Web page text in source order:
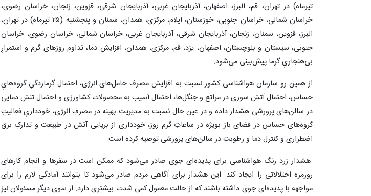
تیرماه) در تهران، قم، البرز، اصفهان، آذربایجان غربی، آذربایجان شرقی، قزوین، زنجان، خراسان رضوی،
خراسان شمالی، خراسان جنوبی، خوزستان، ایلام، مرکزی، همدان، سمنان و پنجشنبه (۲۵ تیرماه) در تهران،
البرز، قزوین، سمنان، زنجان، آذربایجان شرقی، آذربایجان غربی، خراسان شمالی، خراسان رضوی، خراسان
جنوبی، سیستان و بلوچستان، اصفهان، یزد، قم، مرکزی، همدان، افزایش دما، تداومِ روزهای گرم و استمرارِ
بی‌هنجاریِ گرما پیش‌بینی می‌شود.
از همین رو سازمان هواشناسی کشور نسبت به افزایش مصرف حامل‌های انرژی، احتمال گرمازدگیِ گروه‌هایِ
حساس، احتمال آتش سوزی در مراتع و جنگل‌ها، احتمال آسیب به محصولات کشاورزی و احتمال تنش دمایی
در سالن‌های پرورشی هشدار داده و در عین حال نسبت به مدیریتِ بهینه در مصرفِ انرژی، خودداریِ فعالیتِ
گروه‌هایِ حساس در فضای باز بویژه در ساعاتِ گرم روز، خودداری از برپایی آتش در طبیعت و تدارکِ برق
اضطراری و کنترل دما و رطوبت در سالن‌های پرورشی توصیه کرده است.
هشدار زرد رنگ هواشناسی برای پدیده‌ای جوی صادر می‌شود که ممکن است در سفرها و انجام کارهای
روزمره اختلالاتی را ایجاد کند. این هشدار برای آگاهی مردم صادر می‌شود تا بتوانند آمادگی لازم را برای
مواجهه با پدیده‌ای جوی داشته باشند که از حالت معمول کمی شدت بیشتری دارد. از سوی دیگر مسئولان نیز